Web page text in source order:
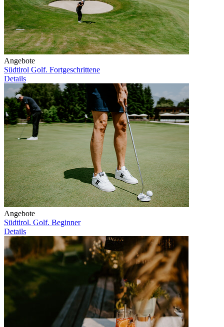
Angebote
Südtirol Golf. Fortgeschrittene
Details
Angebote
Südtirol. Golf. Beginner
Details